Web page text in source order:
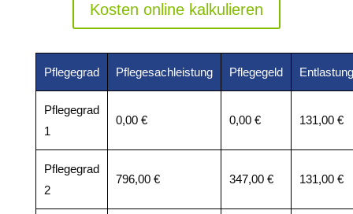
Kosten online kalkulieren
Pflegegrad Pflegesachleistung Pflegegeld
Pflegegrad
1
0,00 € 0,00 € 131,00 €
Pflegegrad
2
796,00 € 347,00 € 131,00 €